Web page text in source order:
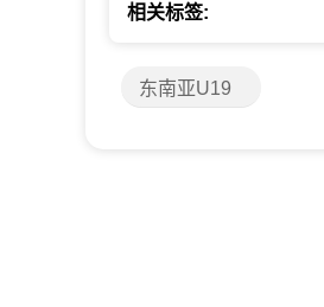
相关标签:
东南亚U19